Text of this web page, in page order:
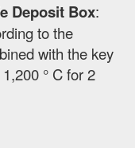
Deposit Box:
to the
with the key
° C for 2